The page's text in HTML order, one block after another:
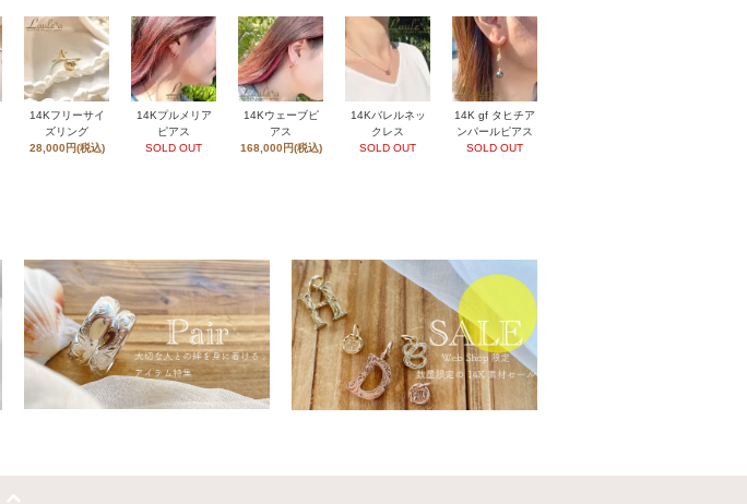
14Kフリーサイ
ズリング
28,000円(税込)
14Kプルメリア
ピアス
SOLD OUT
14Kウェーブピ
アス
168,000円(税込)
14Kバレルネッ
クレス
SOLD OUT
14K gf タヒチア
ンパールピアス
SOLD OUT